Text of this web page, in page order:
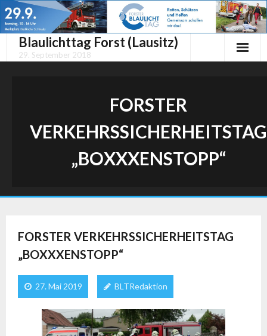
Skip
to
contentBlaulichttag Forst (Lausitz)
29. September 2018
FORSTER
VERKEHRSSICHERHEITSTAG
„BOXXXENSTOPP“
FORSTER VERKEHRSSICHERHEITSTAG
„BOXXXENSTOPP“
27. Mai 2019 BLTRedaktion